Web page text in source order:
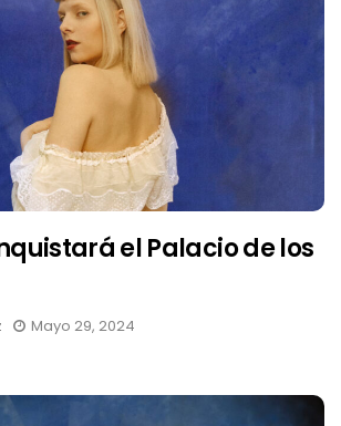
el Palacio de los
Mayo 29, 2024